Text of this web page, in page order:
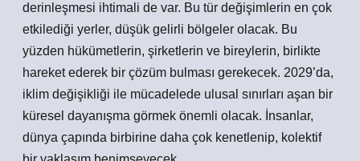
derinleşmesi ihtimali de var. Bu tür değişimlerin en çok
etkilediği yerler, düşük gelirli bölgeler olacak. Bu
yüzden hükümetlerin, şirketlerin ve bireylerin, birlikte
hareket ederek bir çözüm bulması gerekecek. 2029’da,
iklim değişikliği ile mücadelede ulusal sınırları aşan bir
küresel dayanışma görmek önemli olacak. İnsanlar,
dünya çapında birbirine daha çok kenetlenip, kolektif